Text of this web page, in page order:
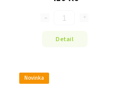
Detail
Novinka